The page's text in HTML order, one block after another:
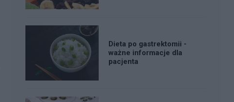
Dieta po gastrektomii -
ważne informacje dla
pacjenta